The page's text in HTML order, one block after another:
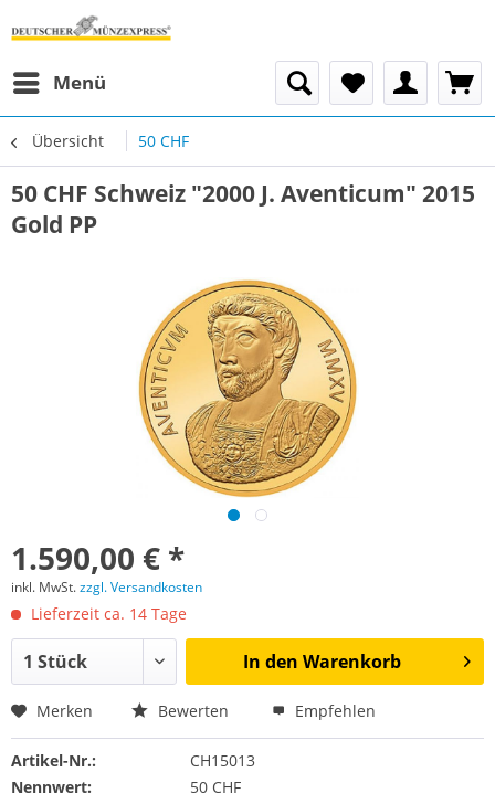
Menü
Übersicht 50 CHF
50 CHF Schweiz "2000 J. Aventicum" 2015
Gold PP
1.590,00 € *
inkl. MwSt.zzgl. Versandkosten
Lieferzeit ca. 14 Tage
In den Warenkorb
Merken Bewerten Empfehlen
Artikel-Nr.:
CH15013
Nennwert:
50 CHF